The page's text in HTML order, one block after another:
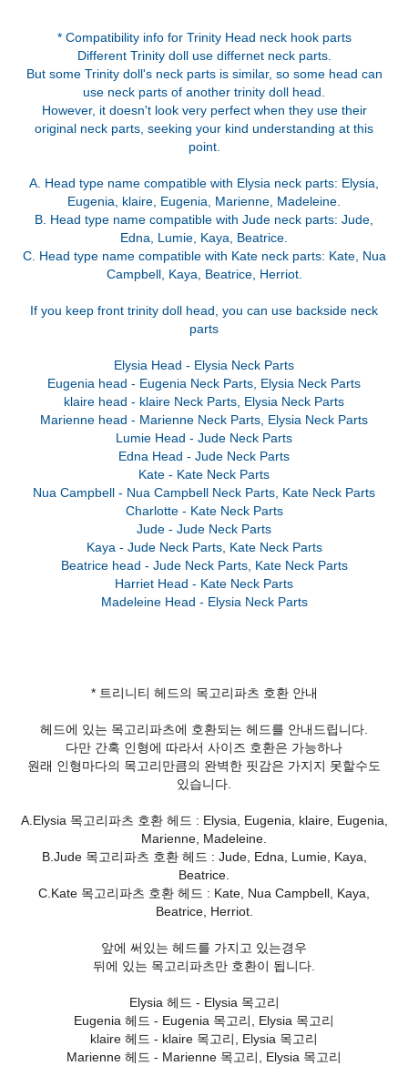
* Compatibility info for Trinity Head neck hook parts
Different Trinity doll use differnet neck parts.
But some Trinity doll's neck parts is similar, so some head can
use neck parts of another trinity doll head.
However, it doesn't look very perfect when they use their
original neck parts, seeking your kind understanding at this
point.
A. Head type name compatible with Elysia neck parts: Elysia,
Eugenia, klaire, Eugenia, Marienne, Madeleine.
B. Head type name compatible with Jude neck parts: Jude,
Edna, Lumie, Kaya, Beatrice.
C. Head type name compatible with Kate neck parts: Kate, Nua
Campbell, Kaya, Beatrice, Herriot.
If you keep front trinity doll head, you can use backside neck
parts
Elysia Head - Elysia Neck Parts
Eugenia head - Eugenia Neck Parts, Elysia Neck Parts
klaire head - klaire Neck Parts, Elysia Neck Parts
Marienne head - Marienne Neck Parts, Elysia Neck Parts
Lumie Head - Jude Neck Parts
Edna Head - Jude Neck Parts
Kate - Kate Neck Parts
Nua Campbell - Nua Campbell Neck Parts, Kate Neck Parts
Charlotte - Kate Neck Parts
Jude - Jude Neck Parts
Kaya - Jude Neck Parts, Kate Neck Parts
Beatrice head - Jude Neck Parts, Kate Neck Parts
Harriet Head - Kate Neck Parts
Madeleine Head - Elysia Neck Parts
* 트리니티 헤드의 목고리파츠 호환 안내
헤드에 있는 목고리파츠에 호환되는 헤드를 안내드립니다.
다만 간혹 인형에 따라서 사이즈 호환은 가능하나
원래 인형마다의 목고리만큼의 완벽한 핏감은 가지지 못할수도
있습니다.
A.Elysia 목고리파츠 호환 헤드 : Elysia, Eugenia, klaire, Eugenia,
Marienne, Madeleine.
B.Jude 목고리파츠 호환 헤드 : Jude, Edna, Lumie, Kaya,
Beatrice.
C.Kate 목고리파츠 호환 헤드 : Kate, Nua Campbell, Kaya,
Beatrice, Herriot.
앞에 써있는 헤드를 가지고 있는경우
뒤에 있는 목고리파츠만 호환이 됩니다.
Elysia 헤드 - Elysia 목고리
Eugenia 헤드 - Eugenia 목고리, Elysia 목고리
klaire 헤드 - klaire 목고리, Elysia 목고리
Marienne 헤드 - Marienne 목고리, Elysia 목고리